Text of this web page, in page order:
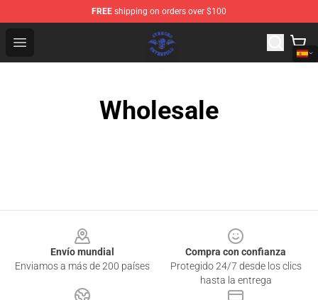
FREE shipping on orders over $100
Open menu
Avenged Sevenfold Shop - Official Avenged Sevenfold
Wholesale
Envío mundial
Enviamos a más de 200 países
Compra con confianza
Protegido 24/7 desde los clics
hasta la entrega